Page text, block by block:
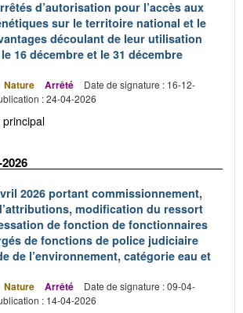
d’autorisation pour l’accès aux
sur le territoire national et le
découlant de leur utilisation
16 décembre et le 31 décembre
Nature Arrêté
Date de signature : 16-12-
: 24-04-2026
principal
2026 portant commissionnement,
modification du ressort
de fonction de fonctionnaires
de fonctions de police judiciaire
de l’environnement, catégorie eau et
Nature Arrêté
Date de signature : 09-04-
: 14-04-2026